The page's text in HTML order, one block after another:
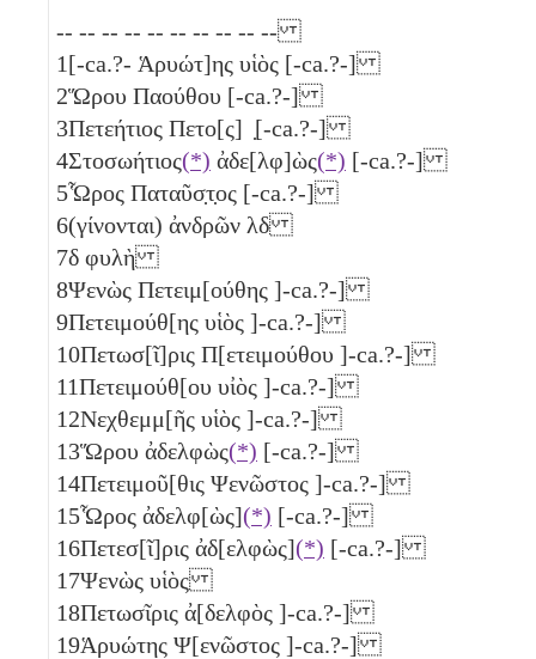
-- -- -- -- -- -- -- -- -- --
1[-ca.?- Ἁρυώτ]ης υἱὸς [-ca.?-]
2Ὥρου Παούθου [-ca.?-]
3Πετεήτιος Πετο[ς] ̣[-ca.?-]
4Στοσωήτιος(*) ἀδε[λφ]ὼς(*) [-ca.?-]
5Ὧρος Παταῦσ̣τ̣ος [-ca.?-]
6(γίνονται) ἀνδρῶν λδ
7δ φυλὴ
8Ψενὼς Πετειμ[ούθης ]-ca.?-]
9Πετειμούθ[ης υἱὸς ]-ca.?-]
10Πετωσ[ῖ]ρις Π[ετειμούθου ]-ca.?-]
11Πετειμούθ[ου υἰὸς ]-ca.?-]
12Νεχθεμμ[ῆς υἱὸς ]-ca.?-]
13Ὥρου ἀδελφὼς(*) [-ca.?-]
14Πετειμοῦ[θις Ψενῶστος ]-ca.?-]
15Ὧρος ἀδελφ[ὼς](*) [-ca.?-]
16Πετεσ[ῖ]ρις ἀδ[ελφὼς](*) [-ca.?-]
17Ψενὼς υἱὸς
18Πετωσῖρις ἀ[δελφὸς ]-ca.?-]
19Ἁρυώτης Ψ[ενῶστος ]-ca.?-]